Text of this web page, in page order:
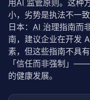
用AI 监管原则。这种
小，劣势是执法不一致
日本： AI 治理指南而
南，建议企业在开发
素，但这些指南不具
「信任而非强制」
的健康发展。